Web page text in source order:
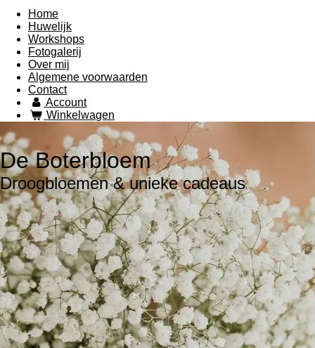
Home
Huwelijk
Workshops
Fotogalerij
Over mij
Algemene voorwaarden
Contact
Account
Winkelwagen
De Boterbloem
Droogbloemen & unieke cadeaus